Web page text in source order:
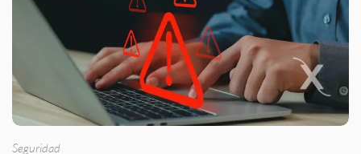
Seguridad